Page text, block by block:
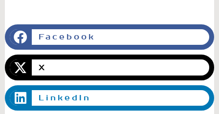
Facebook
X
LinkedIn